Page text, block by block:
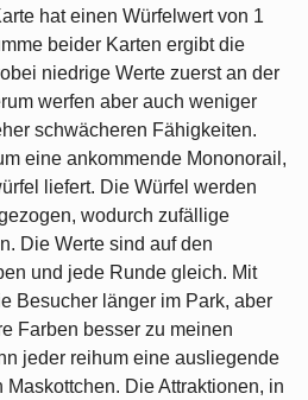
hat einen Würfelwert von 1
beider Karten ergibt die
niedrige Werte zuerst an der
werfen aber auch weniger
schwächeren Fähigkeiten.
eine ankommende Mononorail,
liefert. Die Würfel werden
wodurch zufällige
Die Werte sind auf den
und jede Runde gleich. Mit
Besucher länger im Park, aber
Farben besser zu meinen
jeder reihum eine ausliegende
Die Attraktionen, in